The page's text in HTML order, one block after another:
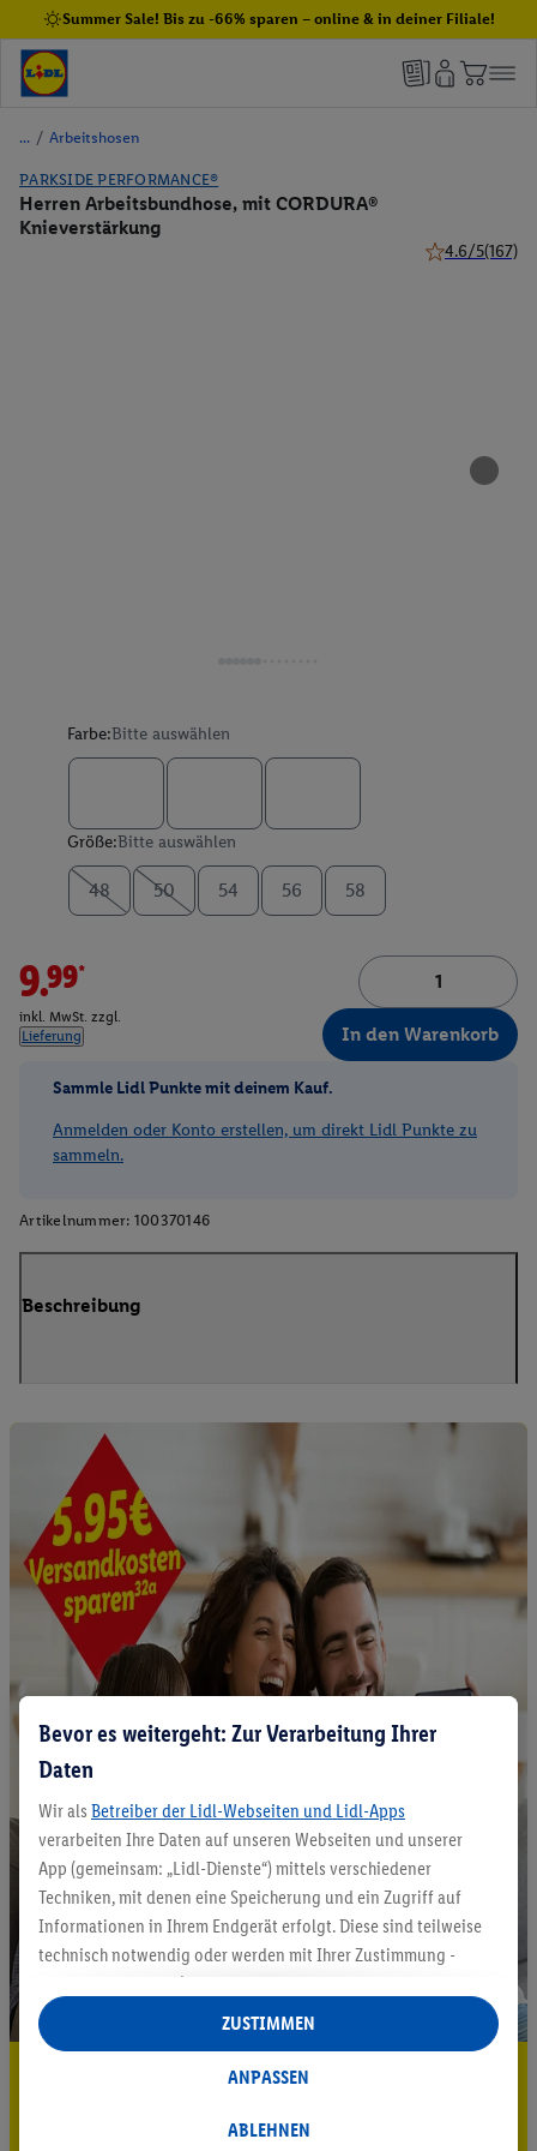
Summer Sale! Bis zu -66% sparen – online & in deiner Filiale!
/ Arbeitshosen
PARKSIDE PERFORMANCE®
Herren Arbeitsbundhose, mit CORDURA®
Knieverstärkung
4.6/5(167)
Farbe:Bitte auswählen
Größe:Bitte auswählen
48 50 54 56 58
9.99*
inkl. MwSt. zzgl.
Lieferung
In den Warenkorb
Sammle Lidl Punkte mit deinem Kauf.
Anmelden oder Konto erstellen, um direkt Lidl Punkte zu
sammeln.
Artikelnummer: 100370146
Beschreibung
5.95 € Versand sparen³²ᵃ
Bevor es weitergeht: Zur Verarbeitung Ihrer
Daten
Wir als Betreiber der Lidl-Webseiten und Lidl-Apps
verarbeiten Ihre Daten auf unseren Webseiten und unserer
App (gemeinsam: „Lidl-Dienste“) mittels verschiedener
Techniken, mit denen eine Speicherung und ein Zugriff auf
Informationen in Ihrem Endgerät erfolgt. Diese sind teilweise
technisch notwendig oder werden mit Ihrer Zustimmung -
auch durch Partner (u.a.
Verantwortliche; im Zusammenhang mit dem IAB TCF
insgesamt
Statistik-Erstellung oder für personalisierte Werbung
Datenverarbeitungen für personalisierte Werbung werden
ABLEHNEN
ANPASSEN
ZUSTIMMEN